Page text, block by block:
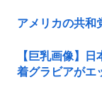
アメリカの共和
【巨乳画像】
着グラビアがエ